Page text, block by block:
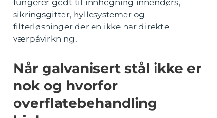
fungerer godt til innhegning innendørs,
sikringsgitter, hyllesystemer og
filterløsninger der en ikke har direkte
værpåvirkning.
Når galvanisert stål ikke er
nok og hvorfor
overflatebehandling